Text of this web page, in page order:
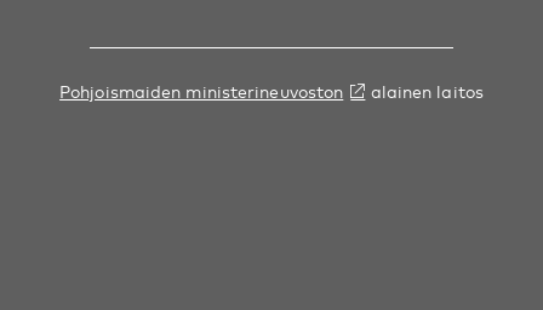
Pohjoismaiden ministerineuvoston alainen laitos